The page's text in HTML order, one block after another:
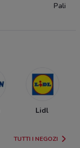
Pali
Lidl
TUTTI I NEGOZI